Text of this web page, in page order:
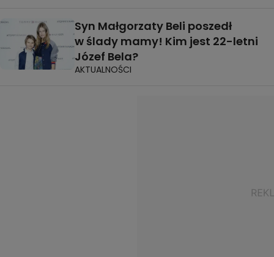
Syn Małgorzaty Beli poszedł
w ślady mamy! Kim jest 22-letni
Józef Bela?
AKTUALNOŚCI